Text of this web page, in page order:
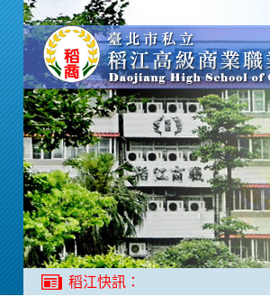
稻江快訊：